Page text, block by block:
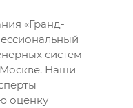
«Гранд-
систем
Наши
оценку